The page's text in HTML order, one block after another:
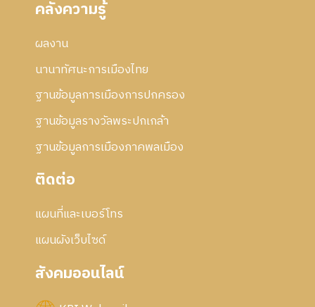
คลังความรู้
ผลงาน
นานาทัศนะการเมืองไทย
ฐานข้อมูลการเมืองการปกครอง
ฐานข้อมูลรางวัลพระปกเกล้า
ฐานข้อมูลการเมืองภาคพลเมือง
ติดต่อ
แผนที่และเบอร์โทร
แผนผังเว็บไซด์
สังคมออนไลน์